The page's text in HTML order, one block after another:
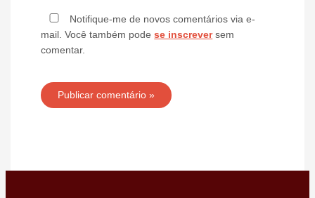
Notifique-me de novos comentários via e-
mail. Você também podese inscreversem
comentar.